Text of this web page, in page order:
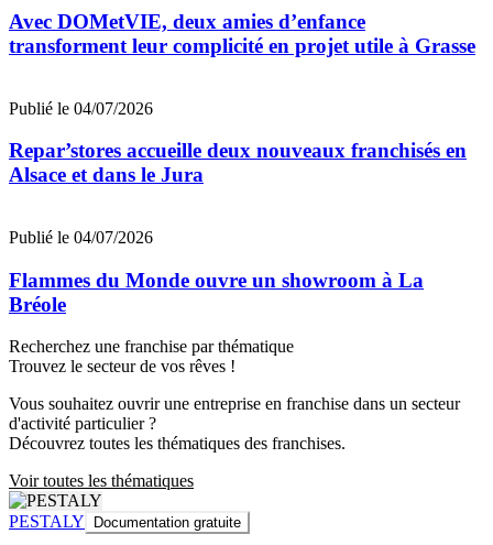
Avec DOMetVIE, deux amies d’enfance
transforment leur complicité en projet utile à Grasse
Publié le 04/07/2026
Repar’stores accueille deux nouveaux franchisés en
Alsace et dans le Jura
Publié le 04/07/2026
Flammes du Monde ouvre un showroom à La
Bréole
Recherchez une franchise par thématique
Trouvez le secteur de vos rêves !
Vous souhaitez ouvrir une entreprise en franchise dans un secteur
d'activité particulier ?
Découvrez toutes les thématiques des franchises.
Voir toutes les thématiques
PESTALY Documentation gratuite